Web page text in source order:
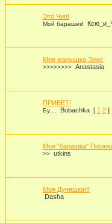
Это Чип!
Мой барашек!
Моя малышка Элис
>>>>>>>> Anastasia
ПРИВЕТ!
Бу.... Bubachka [ 1 2 ]
Моя "барашка"
>> utkins
Моя Дуняшка!!!
Dasha